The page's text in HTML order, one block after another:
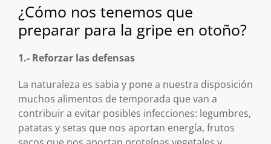
¿Cómo nos tenemos que
preparar para la gripe en otoño?
1.- Reforzar las defensas
La naturaleza es sabia y pone a nuestra disposición
muchos alimentos de temporada que van a
contribuir a evitar posibles infecciones: legumbres,
patatas y setas que nos aportan energía, frutos